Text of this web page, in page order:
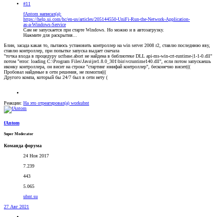
#11
fAntom написал(а):
https://help.ui.com/hc/en-us/articles/205144550-UniFi-Run-the-Network-Application-
as-a-Windows-Service
Сам не запускается при старте Windows. Но можно и в автозагрузку.
Нажмите для раскрытия...
Блин, засада какая то, пытаюсь установить контроллер на win server 2008 r2, ставлю последнюю яву,
ставлю контроллер, при попытке запуска выдает сначала
"точка входа в процедуру uctbase.abort не найдена в библиотеке DLL api-ms-win-crt-runtime-|1-1-0.dll"
потом "error: loading C:\Program Files\Java\jre1.8.0_301\bin\vcruntime140.dll", если потом запускаешь
иконку контроллера, он висит на строке "стартинг юнифай контроллер", бесконечно висит(((
Пробовал найденые в сети решения, не помогли(((
Другого компа, который бы 24/7 был в сети нету (
Реакции: На это отреагировал(а) workubnt
fAntom
Super Moderator
Команда форума
24 Ноя 2017
7.239
443
5.065
ubnt.su
27 Авг 2021